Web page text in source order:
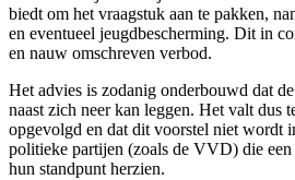
biedt om het vraagstuk aan te pakken,
en eventueel jeugdbescherming. Dit in
en nauw omschreven verbod.
Het advies is zodanig onderbouwd dat
naast zich neer kan leggen. Het valt dus
opgevolgd en dat dit voorstel niet wordt
politieke partijen (zoals de VVD) die
hun standpunt herzien.